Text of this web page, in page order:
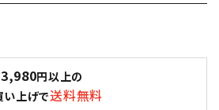
3,980円以上の
い上げで送料無料